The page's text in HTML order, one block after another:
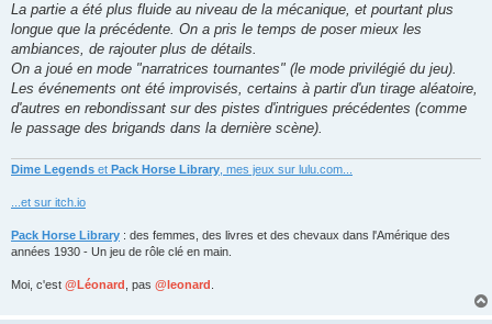
La partie a été plus fluide au niveau de la mécanique, et pourtant plus
longue que la précédente. On a pris le temps de poser mieux les
ambiances, de rajouter plus de détails.
On a joué en mode "narratrices tournantes" (le mode privilégié du jeu).
Les événements ont été improvisés, certains à partir d'un tirage aléatoire,
d'autres en rebondissant sur des pistes d'intrigues précédentes (comme
le passage des brigands dans la dernière scène).
Dime Legends et Pack Horse Library , mes jeux sur lulu.com...
...et sur itch.io
Pack Horse Library : des femmes, des livres et des chevaux dans l'Amérique des
années 1930 - Un jeu de rôle clé en main.
Moi, c'est @Léonard , pas @leonard